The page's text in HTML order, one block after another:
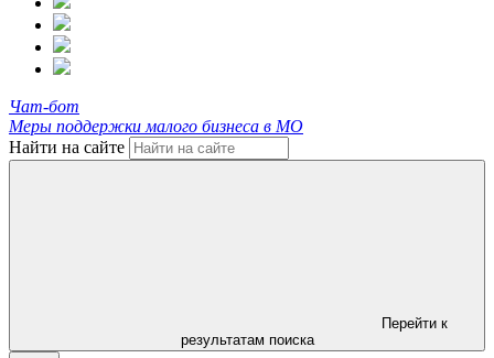
Чат-бот
Меры поддержки малого бизнеса в МО
Найти на сайте
Перейти к
результатам поиска